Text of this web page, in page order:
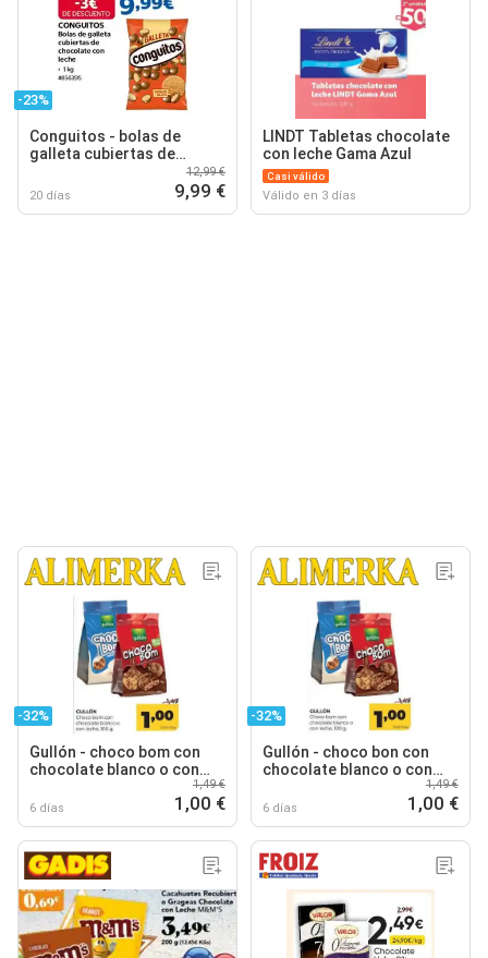
-23%
Conguitos - bolas de
galleta cubiertas de
20 días
12,99 €
9,99 €
LINDT Tabletas chocolate
con leche Gama Azul
Casi válido
Válido en 3 días
-32%
Gullón - choco bom con
chocolate blanco o con
6 días
1,49 €
1,00 €
-32%
Gullón - choco bon con
chocolate blanco o con
6 días
1,49 €
1,00 €